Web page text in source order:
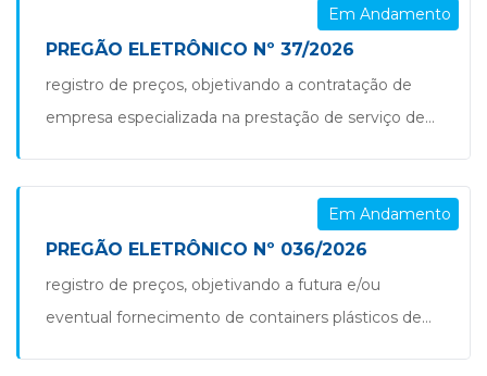
cultura e esporte de são jorge d’oeste/pr. pregão nº
38.2026
Em Andamento
PREGÃO ELETRÔNICO Nº 37/2026
registro de preços, objetivando a contratação de
empresa especializada na prestação de serviço de
monitoramento eletrônico, armazenamento de
imagens, manutenção de operacionalização do
sistema, com disponibilização de sala adequada ao
acompanhamento das imagens em tempo real,
para atender as demandas da administração pública
Em Andamento
PREGÃO ELETRÔNICO Nº 036/2026
registro de preços, objetivando a futura e/ou
eventual fornecimento de containers plásticos de